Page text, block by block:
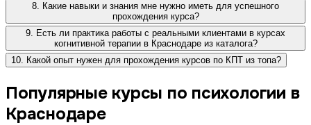
8. Какие навыки и знания мне нужно иметь для успешного
прохождения курса?
9. Есть ли практика работы с реальными клиентами в курсах
когнитивной терапии в Краснодаре из каталога?
10. Какой опыт нужен для прохождения курсов по КПТ из топа?
Популярные курсы по психологии в
Краснодаре